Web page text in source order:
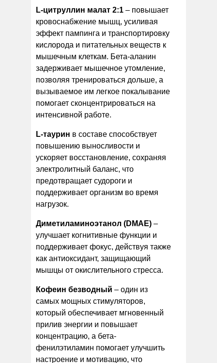
L-цитруллин малат 2:1 – повышает
кровоснабжение мышц, усиливая
эффект пампинга и транспортировку
кислорода и питательных веществ к
мышечным клеткам. Бета-аланин
задерживает мышечное утомление,
позволяя тренироваться дольше, а
вызываемое им легкое покалывание
помогает сконцентрироваться на
интенсивной работе.
L-таурин в составе способствует
повышению выносливости и
ускоряет восстановление, сохраняя
электролитный баланс, что
предотвращает судороги и
поддерживает организм во время
нагрузок.
Диметиламиноэтанол (DMAE) –
улучшает когнитивные функции и
поддерживает фокус, действуя также
как антиоксидант, защищающий
мышцы от окислительного стресса.
Кофеин безводный – один из
самых мощных стимуляторов,
который обеспечивает мгновенный
прилив энергии и повышает
концентрацию, а бета-
фенилэтиламин помогает улучшить
настроение и мотивацию, что